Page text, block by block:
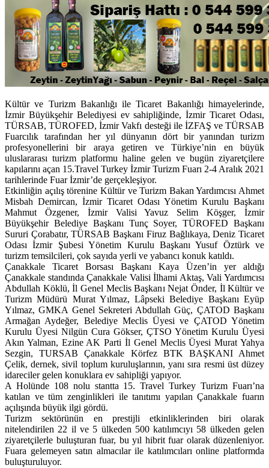
Kültür ve Turizm Bakanlığı ile Ticaret Bakanlığı himayelerinde,
İzmir Büyükşehir Belediyesi ev sahipliğinde, İzmir Ticaret Odası,
TÜRSAB, TÜROFED, İzmir Vakfı desteği ile İZFAŞ ve TÜRSAB
Fuarcılık tarafından her yıl dünyanın dört bir yanından turizm
profesyonellerini bir araya getiren ve Türkiye’nin en büyük
uluslararası turizm platformu haline gelen ve bugün ziyaretçilere
kapılarını açan 15.Travel Turkey İzmir Turizm Fuarı 2-4 Aralık 2021
tarihlerinde Fuar İzmir’de gerçekleşiyor.
Etkinliğin açılış törenine Kültür ve Turizm Bakan Yardımcısı Ahmet
Misbah Demircan, İzmir Ticaret Odası Yönetim Kurulu Başkanı
Mahmut Özgener, İzmir Valisi Yavuz Selim Köşger, İzmir
Büyükşehir Belediye Başkanı Tunç Soyer, TÜROFED Başkanı
Sururi Çorabatır, TÜRSAB Başkanı Firuz Bağlıkaya, Deniz Ticaret
Odası İzmir Şubesi Yönetim Kurulu Başkanı Yusuf Öztürk ve
turizm temsilcileri, çok sayıda yerli ve yabancı konuk katıldı.
Çanakkale Ticaret Borsası Başkanı Kaya Üzen’in yer aldığı
Çanakkale standında Çanakkale Valisi İlhami Aktaş, Vali Yardımcısı
Abdullah Köklü, İl Genel Meclis Başkanı Nejat Önder, İl Kültür ve
Turizm Müdürü Murat Yılmaz, Lâpseki Belediye Başkanı Eyüp
Yılmaz, GMKA Genel Sekreteri Abdullah Güç, ÇATOD Başkanı
Armağan Aydeğer, Belediye Meclis Üyesi ve ÇATOD Yönetim
Kurulu Üyesi Nilgün Cura Gökser, ÇTSO Yönetim Kurulu Üyesi
Akın Yalman, Ezine AK Parti İl Genel Meclis Üyesi Murat Yahya
Sezgin, TURSAB Çanakkale Körfez BTK BAŞKANI Ahmet
Çelik, dernek, sivil toplum kuruluşlarının, yanı sıra resmi üst düzey
idareciler gelen konuklara ev sahipliği yapıyor.
A Holünde 108 nolu stantta 15. Travel Turkey Turizm Fuarı’na
katılan ve tüm zenginlikleri ile tanıtımı yapılan Çanakkale fuarın
açılışında büyük ilgi gördü.
Turizm sektörünün en prestijli etkinliklerinden biri olarak
nitelendirilen 22 il ve 5 ülkeden 500 katılımcıyı 58 ülkeden gelen
ziyaretçilerle buluşturan fuar, bu yıl hibrit fuar olarak düzenleniyor.
Fuara gelemeyen satın almacılar ile katılımcıları online platformda
buluşturuluyor.